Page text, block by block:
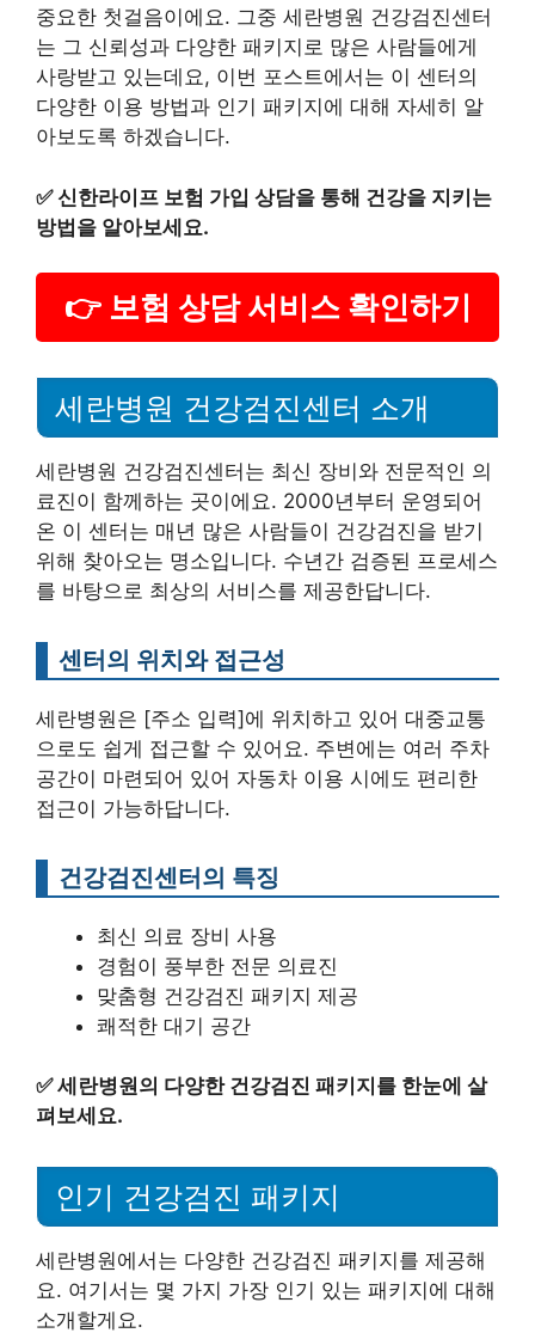
중요한 첫걸음이에요. 그중 세란병원 건강검진센터
는 그 신뢰성과 다양한 패키지로 많은 사람들에게
사랑받고 있는데요, 이번 포스트에서는 이 센터의
다양한 이용 방법과 인기 패키지에 대해 자세히 알
아보도록 하겠습니다.
✅신한라이프 보험 가입 상담을 통해 건강을 지키는
방법을 알아보세요.
👉 보험 상담 서비스 확인하기
세란병원 건강검진센터 소개
세란병원 건강검진센터는 최신 장비와 전문적인 의
료진이 함께하는 곳이에요. 2000년부터 운영되어
온 이 센터는 매년 많은 사람들이 건강검진을 받기
위해 찾아오는 명소입니다. 수년간 검증된 프로세스
를 바탕으로 최상의 서비스를 제공한답니다.
센터의 위치와 접근성
세란병원은 [주소 입력]에 위치하고 있어 대중교통
으로도 쉽게 접근할 수 있어요. 주변에는 여러 주차
공간이 마련되어 있어 자동차 이용 시에도 편리한
접근이 가능하답니다.
건강검진센터의 특징
최신 의료 장비 사용
경험이 풍부한 전문 의료진
맞춤형 건강검진 패키지 제공
쾌적한 대기 공간
✅세란병원의 다양한 건강검진 패키지를 한눈에 살
펴보세요.
인기 건강검진 패키지
세란병원에서는 다양한 건강검진 패키지를 제공해
요. 여기서는 몇 가지 가장 인기 있는 패키지에 대해
소개할게요.